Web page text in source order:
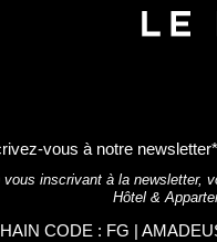
vous à notre newsletter*
vous inscrivant à la newsletter,
Hôtel &
CODE : FG |